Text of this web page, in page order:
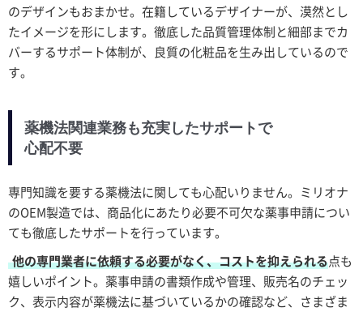
のデザインもおまかせ。在籍しているデザイナーが、漠然とし
たイメージを形にします。徹底した品質管理体制と細部までカ
バーするサポート体制が、良質の化粧品を生み出しているので
す。
薬機法関連業務も充実したサポートで
心配不要
専門知識を要する薬機法に関しても心配いりません。ミリオナ
のOEM製造では、商品化にあたり必要不可欠な薬事申請につい
ても徹底したサポートを行っています。
他の専門業者に依頼する必要がなく、コストを抑えられる点も
嬉しいポイント。薬事申請の書類作成や管理、販売名のチェッ
ク、表示内容が薬機法に基づいているかの確認など、さまざま